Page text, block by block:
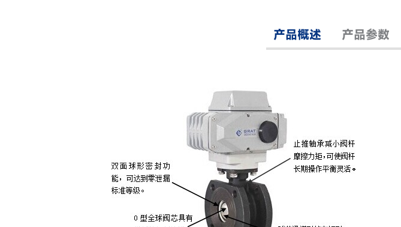
产品概述 产品参数